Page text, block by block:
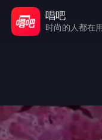
唱吧
时尚的人都在